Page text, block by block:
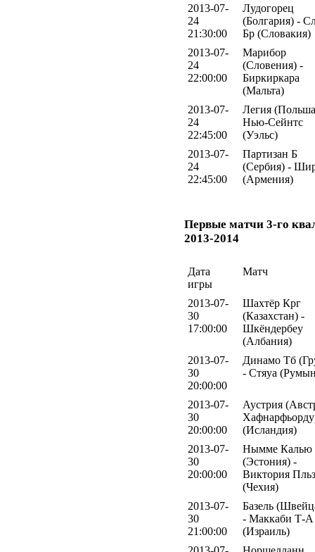
2013-07-
24
21:30:00
Лудогорец
(Болгария) -
Бр (Словакия)
2013-07-
24
22:00:00
Марибор
(Словения) -
Биркиркара
(Мальта)
2013-07-
24
22:45:00
Легия
Нью-Сейнтс
(Уэльс)
2013-07-
24
22:45:00
Партизан Б
(Сербия) -
(Армения)
Первые матчи 3-го
2013-2014
Дата
игры
Матч
2013-07-
30
17:00:00
Шахтёр Крг
(Казахстан) -
Шкёндербеу
(Албания)
2013-07-
30
20:00:00
Динамо Тб
- Стяуа
2013-07-
30
20:00:00
Аустрия
(Исландия)
2013-07-
30
20:00:00
Нымме Калью
(Эстония) -
Виктория
(Чехия)
2013-07-
30
21:00:00
Базель
- Маккаби Т-А
(Израиль)